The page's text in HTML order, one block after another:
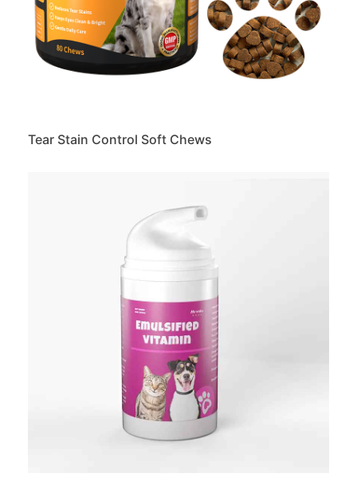
Tear Stain Control Soft Chews